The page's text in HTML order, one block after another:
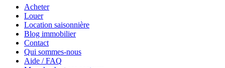
Acheter
Louer
Location saisonnière
Blog immobilier
Contact
Qui sommes-nous
Aide / FAQ